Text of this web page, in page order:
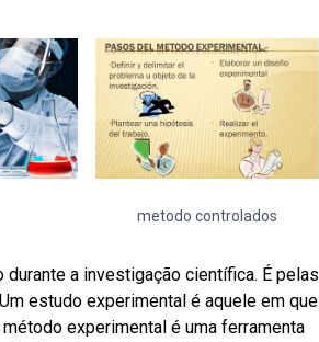
metodo controlados
a investigação científica. É pelas
estudo experimental é aquele em que
experimental é uma ferramenta